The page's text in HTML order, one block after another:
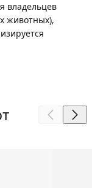
владельцев
животных),